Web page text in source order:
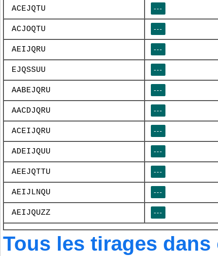
ACEJQTU ---
ACJOQTU ---
AEIJQRU ---
EJQSSUU ---
AABEJQRU ---
AACDJQRU ---
ACEIJQRU ---
ADEIJQUU ---
AEEJQTTU ---
AEIJLNQU ---
AEIJQUZZ ---
Tous les tirages